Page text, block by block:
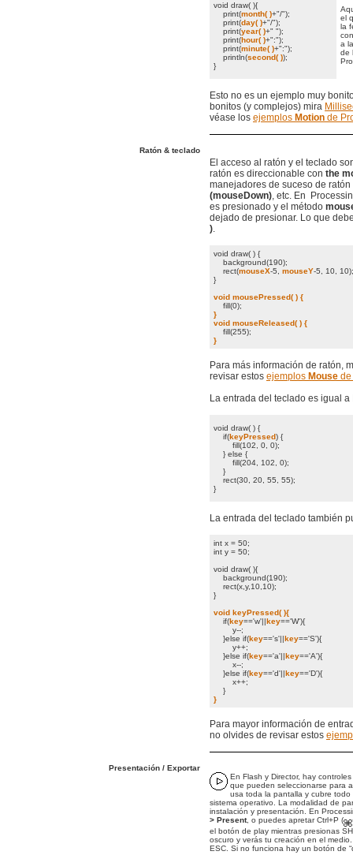
void draw( ){
print(month( )+"/");
print(day( )+"/");
print(year( )+" ");
print(hour( )+":");
print(minute( )+":");
println(second( ));
}
el
la
a
de
Esto no es un ejemplo muy
bonitos (y complejos) mira
véase los ejemplos Motion de
Ratón & teclado
El acceso al ratón y el teclado
ratón es direccionable con the
manejadores de suceso de
(mouseDown), etc. En
es presionado y el método
dejado de presionar. Lo que
).
void draw( ) {
background(190);
rect(mouseX-5, mouseY-5, 10, 10);
}
void mousePressed( ) {
fill(0);
}
void mouseReleased( ) {
fill(255);
}
Para más información de ratón,
revisar estos ejemplos Mouse de
La entrada del teclado es igual a
void draw( ) {
if(keyPressed) {
fill(102, 0, 0);
} else {
fill(204, 102, 0);
}
rect(30, 20, 55, 55);
}
La entrada del teclado también
int x = 50;
int y = 50;
void draw( ){
background(190);
rect(x,y,10,10);
}
void keyPressed( ){
if(key=='w'||key=='W'){
y--;
}else if(key=='s'||key=='S'){
y++;
}else if(key=='a'||key=='A'){
x--;
}else if(key=='d'||key=='D'){
x++;
}
}
Para mayor información de
no olvides de revisar estos
Presentación / Exportar
En Flash y Director, hay
que pueden seleccionarse para
usa toda la pantalla y cubre
sistema operativo. La modalidad de
instalación y presentación. En
> Present, o puedes apretar Ctrl+P (
el botón de play mientras presionas
oscuro y verás tu creación en el
ESC. Si no funciona hay un botón de